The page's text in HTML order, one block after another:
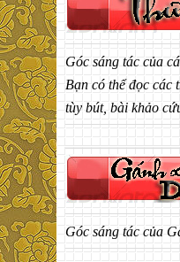
Góc sáng tác của
Bạn có thể đọc các
tùy bút, bài khảo
Góc sáng tác của